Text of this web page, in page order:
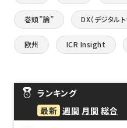
巻頭”論” DX（デジタル
欧州 ICR Insight
ランキング
最新 週間 月間 総合